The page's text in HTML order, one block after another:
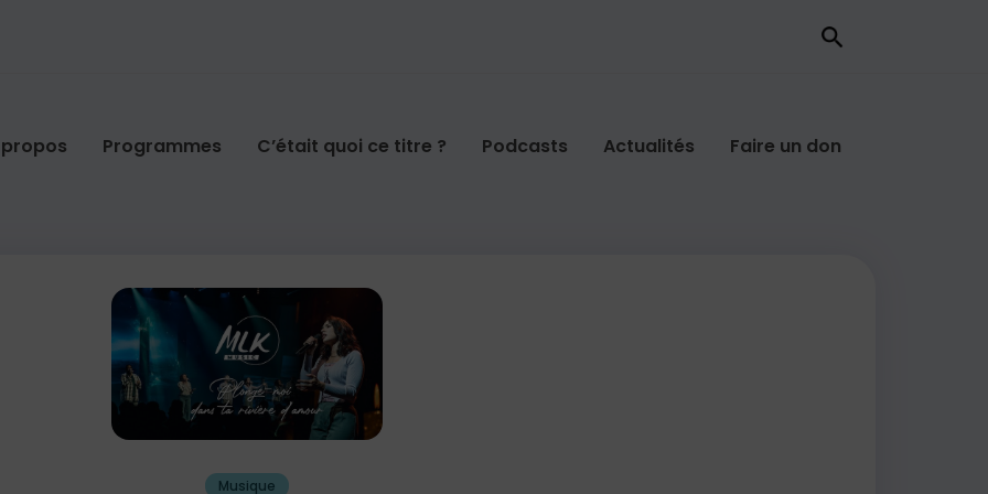
propos Programmes C’était quoi ce titre ? Podcasts Actualités Faire un don
Musique